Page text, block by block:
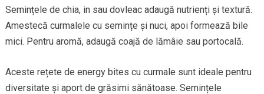
Semințele de chia, in sau dovleac adaugă nutrienți și textură.
Amestecă curmalele cu semințe și nuci, apoi formează bile
mici. Pentru aromă, adaugă coajă de lămâie sau portocală.
Aceste rețete de energy bites cu curmale sunt ideale pentru
diversitate și aport de grăsimi sănătoase. Semințele